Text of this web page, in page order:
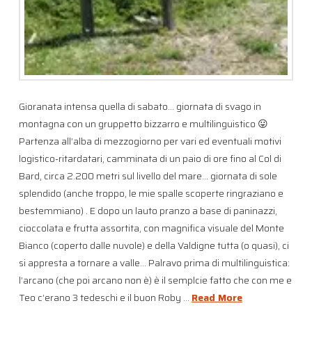
Gioranata intensa quella di sabato… giornata di svago in
montagna con un gruppetto bizzarro e multilinguistico 😛
Partenza all’alba di mezzogiorno per vari ed eventuali motivi
logistico-ritardatari, camminata di un paio di ore fino al Col di
Bard, circa 2.200 metri sul livello del mare… giornata di sole
splendido (anche troppo, le mie spalle scoperte ringraziano e
bestemmiano) . E dopo un lauto pranzo a base di paninazzi,
cioccolata e frutta assortita, con magnifica visuale del Monte
Bianco (coperto dalle nuvole) e della Valdigne tutta (o quasi), ci
si appresta a tornare a valle… Palravo prima di multilinguistica:
l’arcano (che poi arcano non è) è il semplcie fatto che con me e
Teo c’erano 3 tedeschi e il buon Roby … Read More